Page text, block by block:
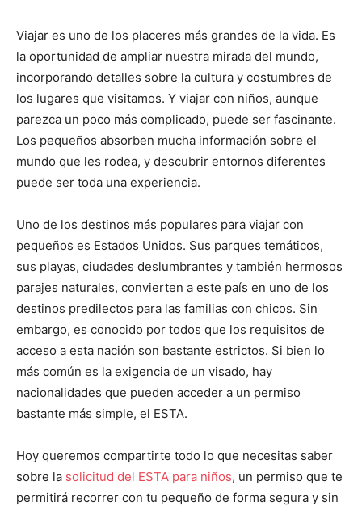
Viajar es uno de los placeres más grandes de la vida. Es
la oportunidad de ampliar nuestra mirada del mundo,
incorporando detalles sobre la cultura y costumbres de
los lugares que visitamos. Y viajar con niños, aunque
parezca un poco más complicado, puede ser fascinante.
Los pequeños absorben mucha información sobre el
mundo que les rodea, y descubrir entornos diferentes
puede ser toda una experiencia.
Uno de los destinos más populares para viajar con
pequeños es Estados Unidos. Sus parques temáticos,
sus playas, ciudades deslumbrantes y también hermosos
parajes naturales, convierten a este país en uno de los
destinos predilectos para las familias con chicos. Sin
embargo, es conocido por todos que los requisitos de
acceso a esta nación son bastante estrictos. Si bien lo
más común es la exigencia de un visado, hay
nacionalidades que pueden acceder a un permiso
bastante más simple, el ESTA.
Hoy queremos compartirte todo lo que necesitas saber
sobre la solicitud del ESTA para niños, un permiso que te
permitirá recorrer con tu pequeño de forma segura y sin